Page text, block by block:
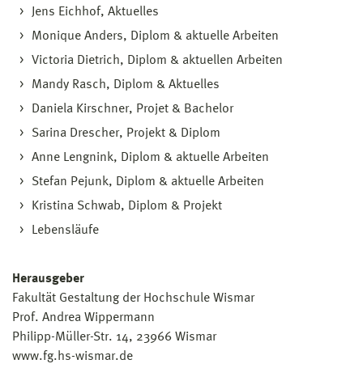
Jens Eichhof, Aktuelles
Monique Anders, Diplom & aktuelle Arbeiten
Victoria Dietrich, Diplom & aktuellen Arbeiten
Mandy Rasch, Diplom & Aktuelles
Daniela Kirschner, Projet & Bachelor
Sarina Drescher, Projekt & Diplom
Anne Lengnink, Diplom & aktuelle Arbeiten
Stefan Pejunk, Diplom & aktuelle Arbeiten
Kristina Schwab, Diplom & Projekt
Lebensläufe
Herausgeber
Fakultät Gestaltung der Hochschule Wismar
Prof. Andrea Wippermann
Philipp-Müller-Str. 14, 23966 Wismar
www.fg.hs-wismar.de